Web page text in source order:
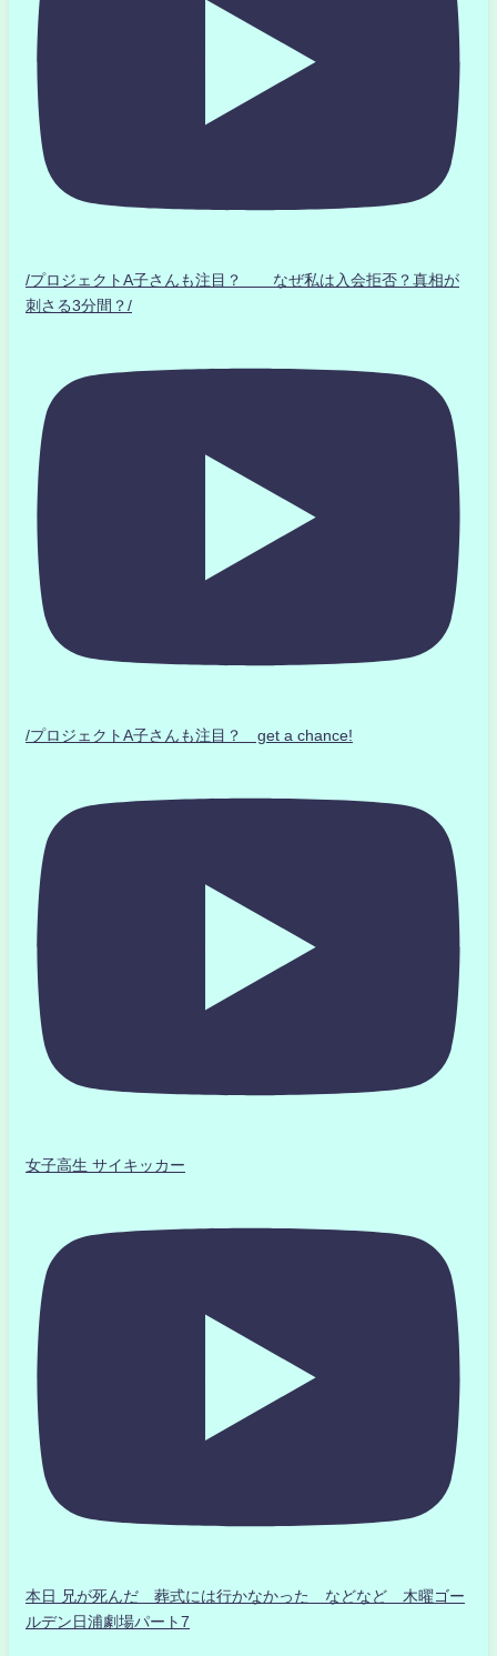
/プロジェクトA子さんも注目？ なぜ私は入会拒否？真相が
刺さる3分間？/
/プロジェクトA子さんも注目？ get a chance!
女子高生 サイキッカー
本日 兄が死んだ 葬式には行かなかった などなど 木曜ゴー
ルデン日浦劇場パート7